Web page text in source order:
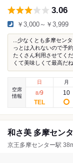
3.06
￥3,000～￥3,999
...少なくとも多摩セン
っとは入れないので予
たくさん利用させてく
くて美味しくて最高だ
空席
情報
日
8/9
月
10
和さ美 多摩セン
京王多摩センター駅